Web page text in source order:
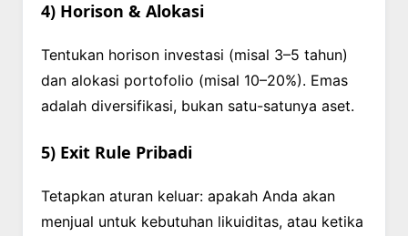
4) Horison & Alokasi
Tentukan horison investasi (misal 3–5 tahun)
dan alokasi portofolio (misal 10–20%). Emas
adalah diversifikasi, bukan satu-satunya aset.
5) Exit Rule Pribadi
Tetapkan aturan keluar: apakah Anda akan
menjual untuk kebutuhan likuiditas, atau ketika